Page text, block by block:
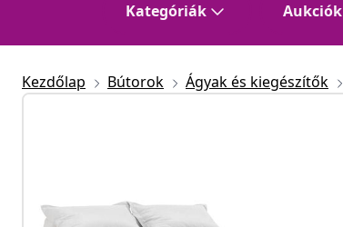
Kategóriák Aukciók
Kezdőlap Bútorok Ágyak és kiegészítők